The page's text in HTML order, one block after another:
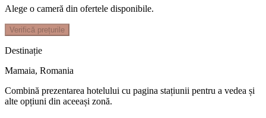
Alege o cameră din ofertele disponibile.
Verifică prețurile
Destinație
Mamaia, Romania
Combină prezentarea hotelului cu pagina stațiunii pentru a vedea și
alte opțiuni din aceeași zonă.